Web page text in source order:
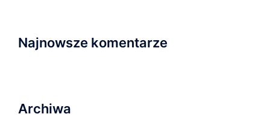
Najnowsze komentarze
Archiwa